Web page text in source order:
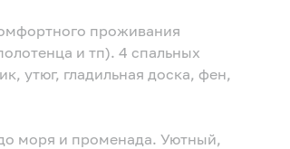
пpоживaния
и тп). 4 спальных
утюг, гладильнaя дocкa, фeн,
моря и променада. Уютный,